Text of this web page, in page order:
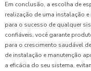
Em conclusão, a escolha de
realização de uma instalação
para o sucesso de qualquer
confiáveis, você garante
para o crescimento saudável
de instalação e manutenção
a eficácia do seu sistema,